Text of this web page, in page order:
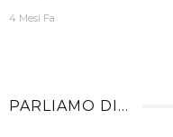
4 Mesi Fa
PARLIAMO DI…